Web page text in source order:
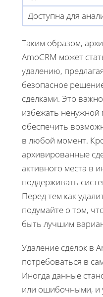
Доступна для
Таким образом,
AmoCRM может
удалению,
безопасное
сделками. Это
избежать ненужной
обеспечить
в любой момент.
архивированные
активного места в
поддерживать
Перед тем как
подумайте о том,
быть лучшим
Удаление сделок в
потребоваться в
Иногда данные
или ошибочными, и